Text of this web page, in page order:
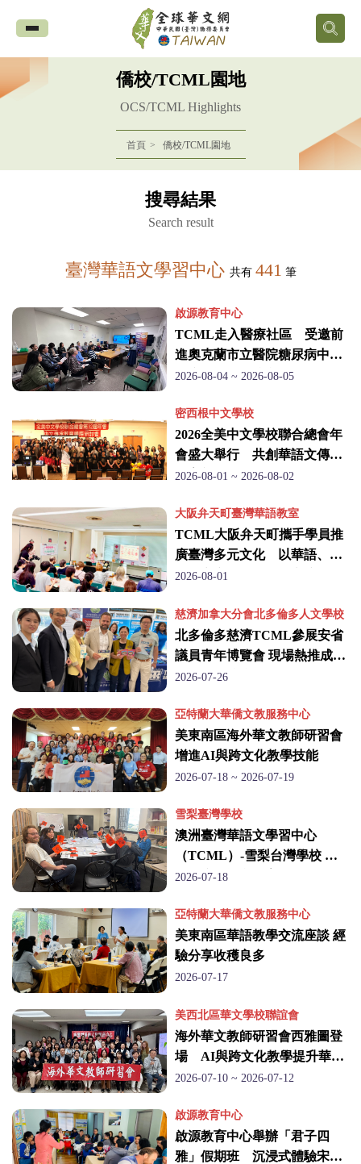
全
球
華
網
民
國
(臺
灣)
僑
務
委
員
會
僑校/TCML園地
OCS/TCML Highlights
首頁 僑校/TCML園地
搜尋結果
Search result
臺灣華語文學習中心 共有 441 筆
啟源教育中心
TCML走入醫療社區 受邀前
進奧克蘭市立醫院糖尿病中心
推廣華語與臺灣文化
2026-08-04 ~ 2026-08-05
密西根中文學校
2026全美中文學校聯合總會年
會盛大舉行 共創華語文傳承
教育新里程
2026-08-01 ~ 2026-08-02
大阪弁天町臺灣華語教室
TCML大阪弁天町攜手學員推
廣臺灣多元文化 以華語、剪
紙與客家茶深化大阪交流
2026-08-01
慈濟加拿大分會北多倫多人文學校
北多倫多慈濟TCML參展安省
議員青年博覽會 現場熱推成人
華語與臺灣職涯機會
2026-07-26
亞特蘭大華僑文教服務中心
美東南區海外華文教師研習會
增進AI與跨文化教學技能
2026-07-18 ~ 2026-07-19
雪梨臺灣學校
澳洲臺灣華語文學習中心
（TCML）-雪梨台灣學校 積
極推廣華語文教育 打造成人學
2026-07-18
亞特蘭大華僑文教服務中心
美東南區華語教學交流座談 經
驗分享收穫良多
2026-07-17
美西北區華文學校聯誼會
海外華文教師研習會西雅圖登
場 AI與跨文化教學提升華文
教師教學技能
2026-07-10 ~ 2026-07-12
啟源教育中心
啟源教育中心舉辦「君子四
雅」假期班 沉浸式體驗宋代